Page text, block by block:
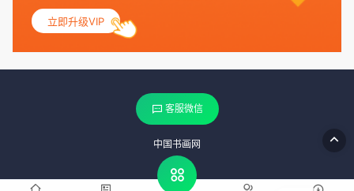
立即升级VIP
客服微信
中国书画网